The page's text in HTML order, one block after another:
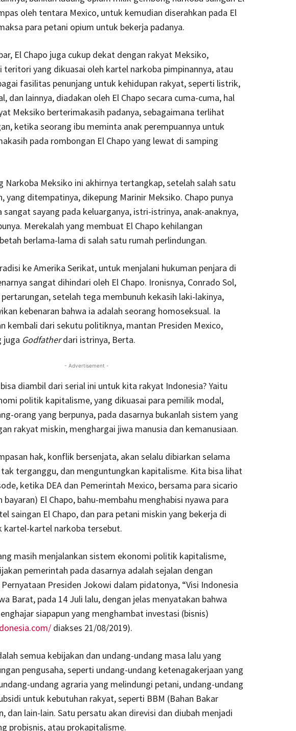
oleh tentara Mexico, untuk kemudian diserahkan pada El
para petani opium untuk bekerja padanya.
El Chapo juga cukup dekat dengan rakyat Meksiko,
teritori yang dikuasai oleh kartel narkoba pimpinannya, atau
fasilitas penunjang untuk kehidupan rakyat, seperti listrik,
dan lainnya, diadakan oleh El Chapo secara cuma-cuma, hal
Meksiko berterimakasih padanya, sebagaimana terlihat
ketika seorang ibu meminta anak perempuannya untuk
pada rombongan El Chapo yang lewat di samping
Narkoba Meksiko ini akhirnya tertangkap, setelah salah satu
yang ditempatinya, dikepung Marinir Meksiko. Chapo punya
sangat sayang pada keluarganya, istri-istrinya, anak-anaknya,
Merekalah yang membuat El Chapo kehilangan
berlama-lama di salah satu rumah perlindungan.
ke Amerika Serikat, untuk menjalani hukuman penjara di
sangat dihindari oleh El Chapo. Ironisnya, Conrado Sol,
setelah tega membunuh kekasih laki-lakinya,
kebenaran bahwa ia adalah seorang homoseksual. Ia
kembali dari sekutu politiknya, mantan Presiden Mexico,
juga Godfatherdari istrinya, Berta.
- Advertisement -
diambil dari serial ini untuk kita rakyat Indonesia? Yaitu
politik kapitalisme, yang dikuasai para pemilik modal,
orang yang berpunya, pada dasarnya bukanlah sistem yang
rakyat miskin, menghargai jiwa manusia dan kemanusiaan.
hak, konflik bersenjata, akan selalu dibiarkan selama
terganggu, dan menguntungkan kapitalisme. Kita bisa lihat
ketika DEA dan Pemerintah Mexico, bersama para sicario
bayaran) El Chapo, bahu-membahu menghabisi nyawa para
saingan El Chapo, dan para petani miskin yang bekerja di
kartel-kartel narkoba tersebut.
masih menjalankan sistem ekonomi politik kapitalisme,
pemerintah pada dasarnya adalah sejalan dengan
Presiden Jokowi dalam pidatonya, “Visi Indonesia
Barat, pada 14 Juli lalu, dengan jelas menyatakan bahwa
siapapun yang menghambat investasi (bisnis)
diakses 21/08/2019).
semua kebijakan dan undang-undang masa lalu yang
pengusaha, seperti undang-undang ketenagakerjaan yang
undang agraria yang melindungi petani, undang-undang
untuk kebutuhan rakyat, seperti BBM (Bahan Bakar
dan lain-lain. Satu persatu akan direvisi dan diubah menjadi
probisnis, atau prokapitalisme.